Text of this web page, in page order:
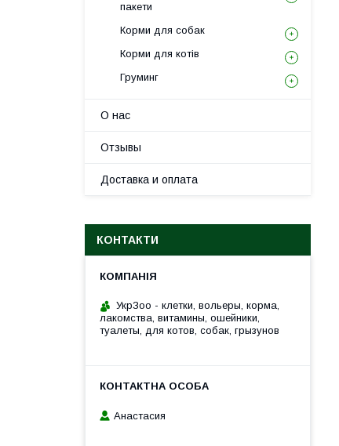
пакети
Корми для собак
Корми для котів
Груминг
О нас
Отзывы
Доставка и оплата
КОНТАКТИ
УкрЗоо - клетки, вольеры, корма,
лакомства, витамины, ошейники,
туалеты, для котов, собак, грызунов
Анастасия